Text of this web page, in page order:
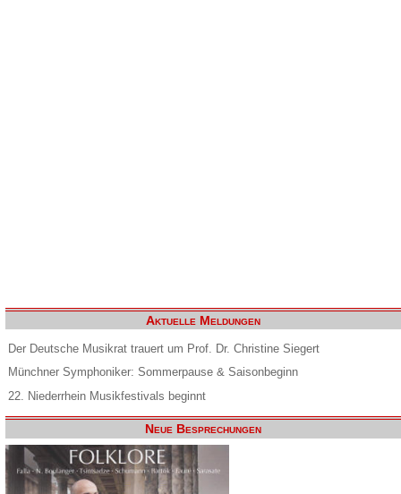
Aktuelle Meldungen
Der Deutsche Musikrat trauert um Prof. Dr. Christine Siegert
Münchner Symphoniker: Sommerpause & Saisonbeginn
22. Niederrhein Musikfestivals beginnt
Neue Besprechungen